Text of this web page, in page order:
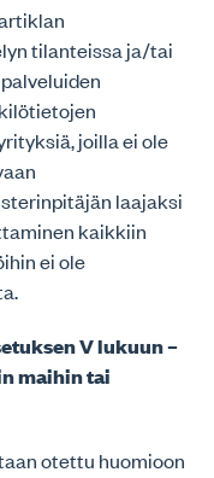
tilanteissa ja/tai
joilla ei ole
laajaksi
kaikkiin
ei ole
V lukuun –
maihin tai
otettu huomioon